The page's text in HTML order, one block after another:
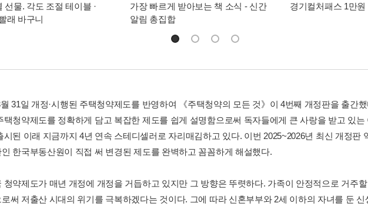
선물. 각도 조절 테이블 ·
래 바구니
가장 빠르게 받아보는 책 소식 - 신간
알림 총집합
경기컬처패스 1만
31일 개정·시행된 주택청약제도를 반영하여 《주택청약의 모든 것》이 4번째 개정판을 출간
택청약제도를 정확하게 담고 복잡한 제도를 쉽게 설명함으로써 독자들에게 큰 사랑을 받고 있는
시된 이래 지금까지 4년 연속 스테디셀러로 자리매김하고 있다. 이번 2025~2026년 최신 개정판
한국부동산원이 직접 써 변경된 제도를 완벽하고 꼼꼼하게 해설했다.
청약제도가 매년 개정에 개정을 거듭하고 있지만 그 방향은 뚜렷하다. 가족이 안정적으로 거주
써 저출산 시대의 위기를 극복하겠다는 것이다. 그에 따라 신혼부부와 2세 이하의 자녀를 둔